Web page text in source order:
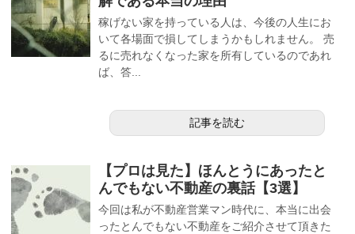
稼げない家を持っている人は、今後の人生にお
いて各場面で損してしまうかもしれません。 売
るに売れなくなった家を所有しているのであれ
ば、答...
記事を読む
【プロは見た】ほんとうにあったと
んでもない不動産の裏話【3選】
今回は私が不動産営業マン時代に、本当に出会
ったとんでもない不動産をご紹介させて頂きた